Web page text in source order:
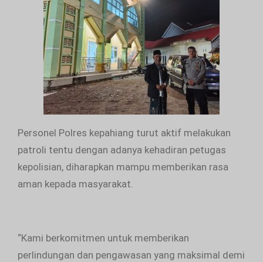
Personel Polres kepahiang turut aktif melakukan
patroli tentu dengan adanya kehadiran petugas
kepolisian, diharapkan mampu memberikan rasa
aman kepada masyarakat.
“Kami berkomitmen untuk memberikan
perlindungan dan pengawasan yang maksimal demi